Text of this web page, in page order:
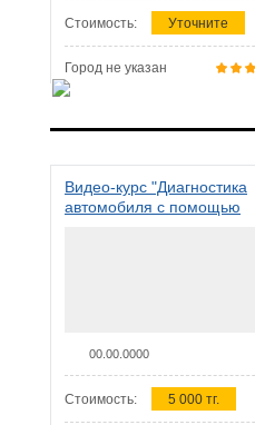
Стоимость: Уточните
Город не указан
Видео-курс "Диагностика
автомобиля с помощью
00.00.0000
Стоимость: 5 000 тг.